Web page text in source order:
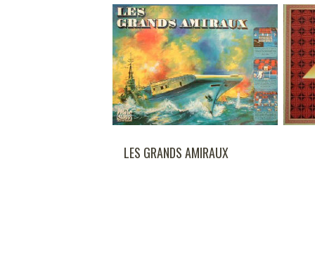
LES GRANDS AMIRAUX